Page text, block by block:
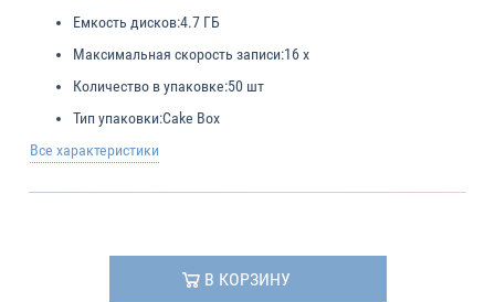
Емкость дисков:4.7 ГБ
Максимальная скорость записи:16 x
Количество в упаковке:50 шт
Тип упаковки:Cake Box
Все характеристики
В КОРЗИНУ